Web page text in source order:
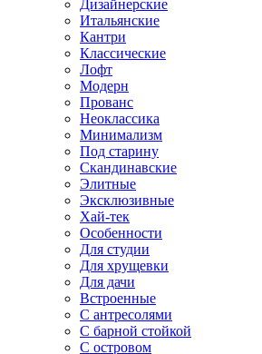
Дизайнерские
Итальянские
Кантри
Классические
Лофт
Модерн
Прованс
Неоклассика
Минимализм
Под старину
Скандинавские
Элитные
Эксклюзивные
Хай-тек
Особенности
Для студии
Для хрущевки
Для дачи
Встроенные
С антресолями
С барной стойкой
С островом